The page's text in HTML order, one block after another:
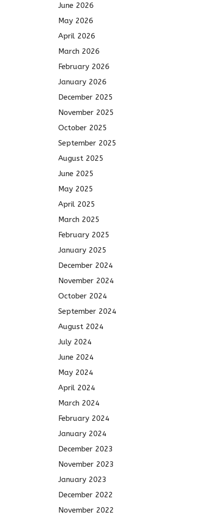
June 2026
May 2026
April 2026
March 2026
February 2026
January 2026
December 2025
November 2025
October 2025
September 2025
August 2025
June 2025
May 2025
April 2025
March 2025
February 2025
January 2025
December 2024
November 2024
October 2024
September 2024
August 2024
July 2024
June 2024
May 2024
April 2024
March 2024
February 2024
January 2024
December 2023
November 2023
January 2023
December 2022
November 2022